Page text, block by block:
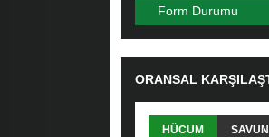
Form Durumu
ORANSAL
HÜCUM